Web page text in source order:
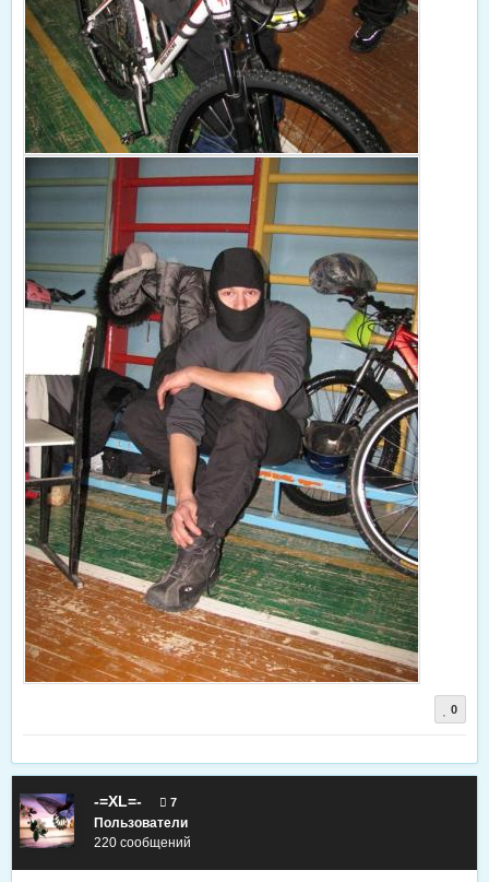
0
-=XL=- 7
Пользователи
220 сообщений